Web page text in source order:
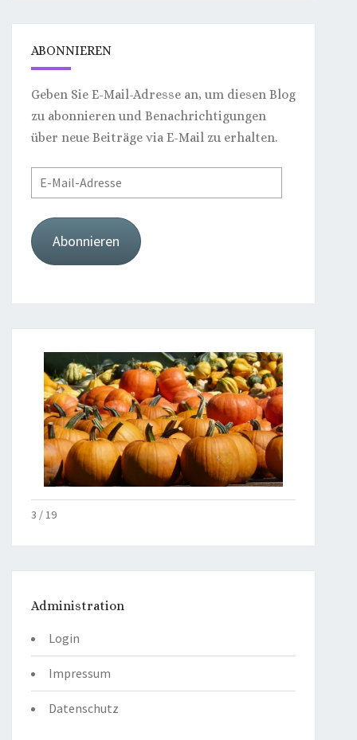
ABONNIEREN
Geben Sie E-Mail-Adresse an, um diesen Blog
zu abonnieren und Benachrichtigungen
über neue Beiträge via E-Mail zu erhalten.
E-
Mail-
Adresse
Abonnieren
4 / 19
Administration
Login
Impressum
Datenschutz